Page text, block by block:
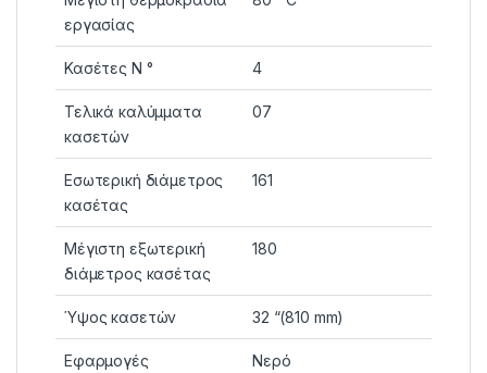
εργασίας
Κασέτες N ° 4
Τελικά καλύμματα
κασετών
07
Εσωτερική διάμετρος
κασέτας
161
Μέγιστη εξωτερική
διάμετρος κασέτας
180
Ύψος κασετών 32 “(810 mm)
Εφαρμογές Νερό